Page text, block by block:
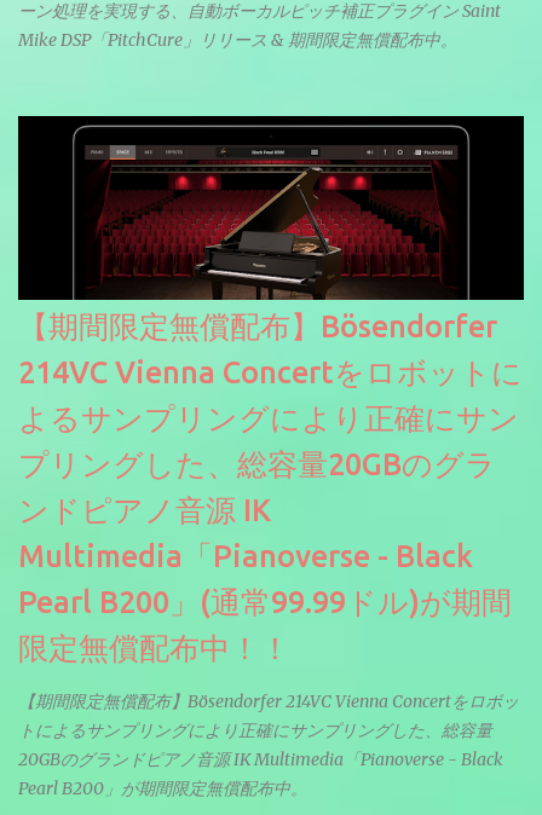
ーン処理を実現する、自動ボーカルピッチ補正プラグイン Saint
Mike DSP「PitchCure」リリース & 期間限定無償配布中。
【期間限定無償配布】Bösendorfer
214VC Vienna Concertをロボットに
よるサンプリングにより正確にサン
プリングした、総容量20GBのグラ
ンドピアノ音源 IK
Multimedia「Pianoverse - Black
Pearl B200」(通常99.99ドル)が期間
限定無償配布中！！
【期間限定無償配布】Bösendorfer 214VC Vienna Concertをロボッ
トによるサンプリングにより正確にサンプリングした、総容量
20GBのグランドピアノ音源 IK Multimedia「Pianoverse - Black
Pearl B200」が期間限定無償配布中。